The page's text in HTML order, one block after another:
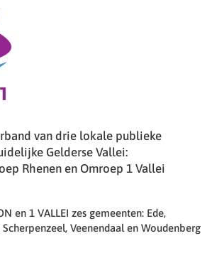
van drie lokale publieke
Gelderse Vallei:
Rhenen en Omroep 1 Vallei
en 1 VALLEI zes gemeenten: Ede,
Scherpenzeel, Veenendaal en Woudenberg